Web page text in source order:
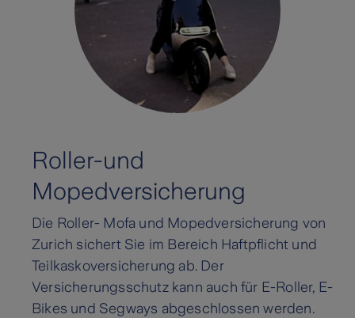
Roller-und
Mopedversicherung
Die Roller- Mofa und Mopedversicherung von
Zurich sichert Sie im Bereich Haftpflicht und
Teilkaskoversicherung ab. Der
Versicherungsschutz kann auch für E-Roller, E-
Bikes und Segways abgeschlossen werden.